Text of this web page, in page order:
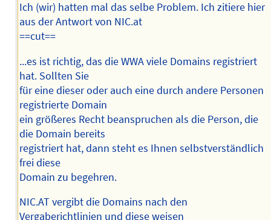
Ich (wir) hatten mal das selbe Problem. Ich zitiere hier
aus der Antwort von NIC.at
==cut==
...es ist richtig, das die WWA viele Domains registriert
hat. Sollten Sie
für eine dieser oder auch eine durch andere Personen
registrierte Domain
ein größeres Recht beanspruchen als die Person, die
die Domain bereits
registriert hat, dann steht es Ihnen selbstverständlich
frei diese
Domain zu begehren.
NIC.AT vergibt die Domains nach den
Vergaberichtlinien und diese weisen